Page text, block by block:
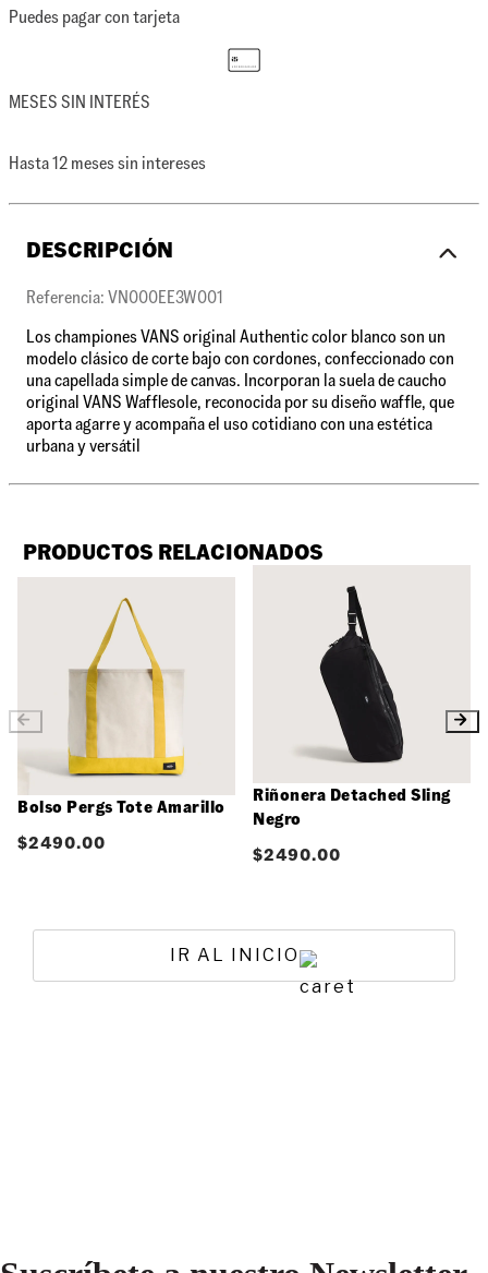
Puedes pagar con tarjeta
MESES SIN INTERÉS
Hasta 12 meses sin intereses
DESCRIPCIÓN
Referencia: VN000EE3W001
Los championes VANS original Authentic color blanco son un
modelo clásico de corte bajo con cordones, confeccionado con
una capellada simple de canvas. Incorporan la suela de caucho
original VANS Wafflesole, reconocida por su diseño waffle, que
aporta agarre y acompaña el uso cotidiano con una estética
urbana y versátil
PRODUCTOS RELACIONADOS
Bolso Pergs Tote Amarillo
$2490.00
Riñonera Detached Sling
Negro
$2490.00
IR AL INICIO